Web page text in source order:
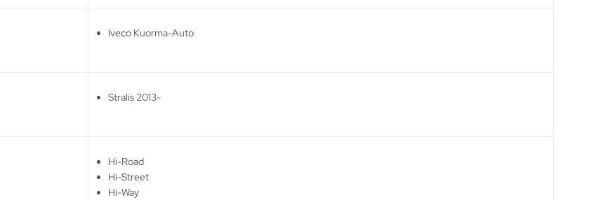
Iveco Kuorma-Auto
Stralis 2013-
Hi-Road
Hi-Street
Hi-Way